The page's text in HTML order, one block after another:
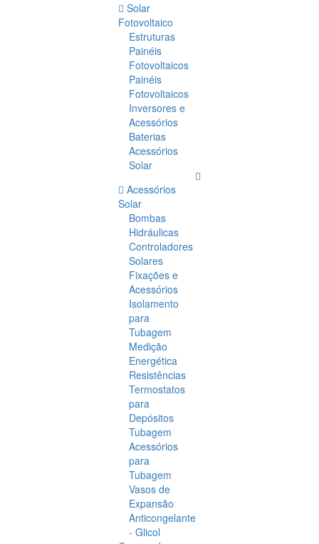
Solar
Fotovoltaico
Estruturas
Painéis
Fotovoltaicos
Painéis
Fotovoltaicos
Inversores e
Acessórios
Baterias
Acessórios
Solar
Acessórios
Solar
Bombas
Hidráulicas
Controladores
Solares
Fixações e
Acessórios
Isolamento
para
Tubagem
Medição
Energética
Resistências
Termostatos
para
Depósitos
Tubagem
Acessórios
para
Tubagem
Vasos de
Expansão
Anticongelante
- Glicol